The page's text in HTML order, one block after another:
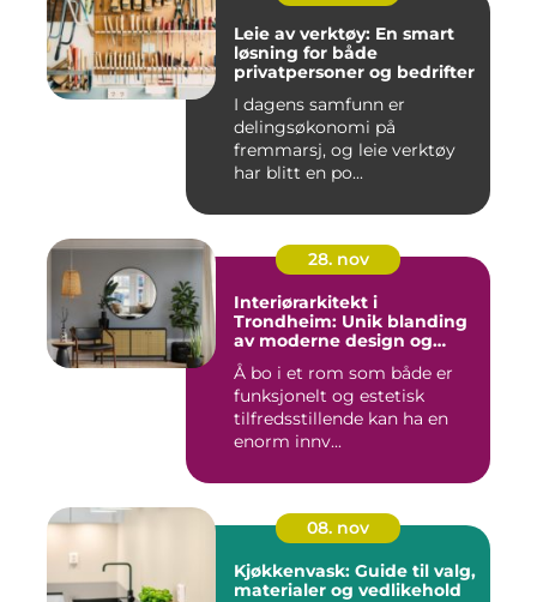
Leie av verktøy: En smart
løsning for både
privatpersoner og bedrifter
I dagens samfunn er
delingsøkonomi på
fremmarsj, og leie verktøy
har blitt en po...
28. nov
Interiørarkitekt i
Trondheim: Unik blanding
av moderne design og
tradisjonelle elementer
Å bo i et rom som både er
funksjonelt og estetisk
tilfredsstillende kan ha en
enorm innv...
08. nov
Kjøkkenvask: Guide til valg,
materialer og vedlikehold